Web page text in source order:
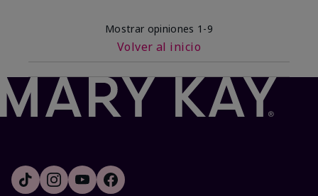
Mostrar opiniones 1-9
Volver al inicio